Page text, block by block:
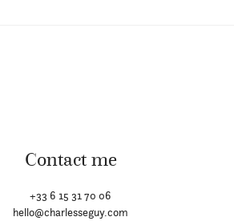
Contact me
+33 6 15 31 70 06
hello@charlesseguy.com